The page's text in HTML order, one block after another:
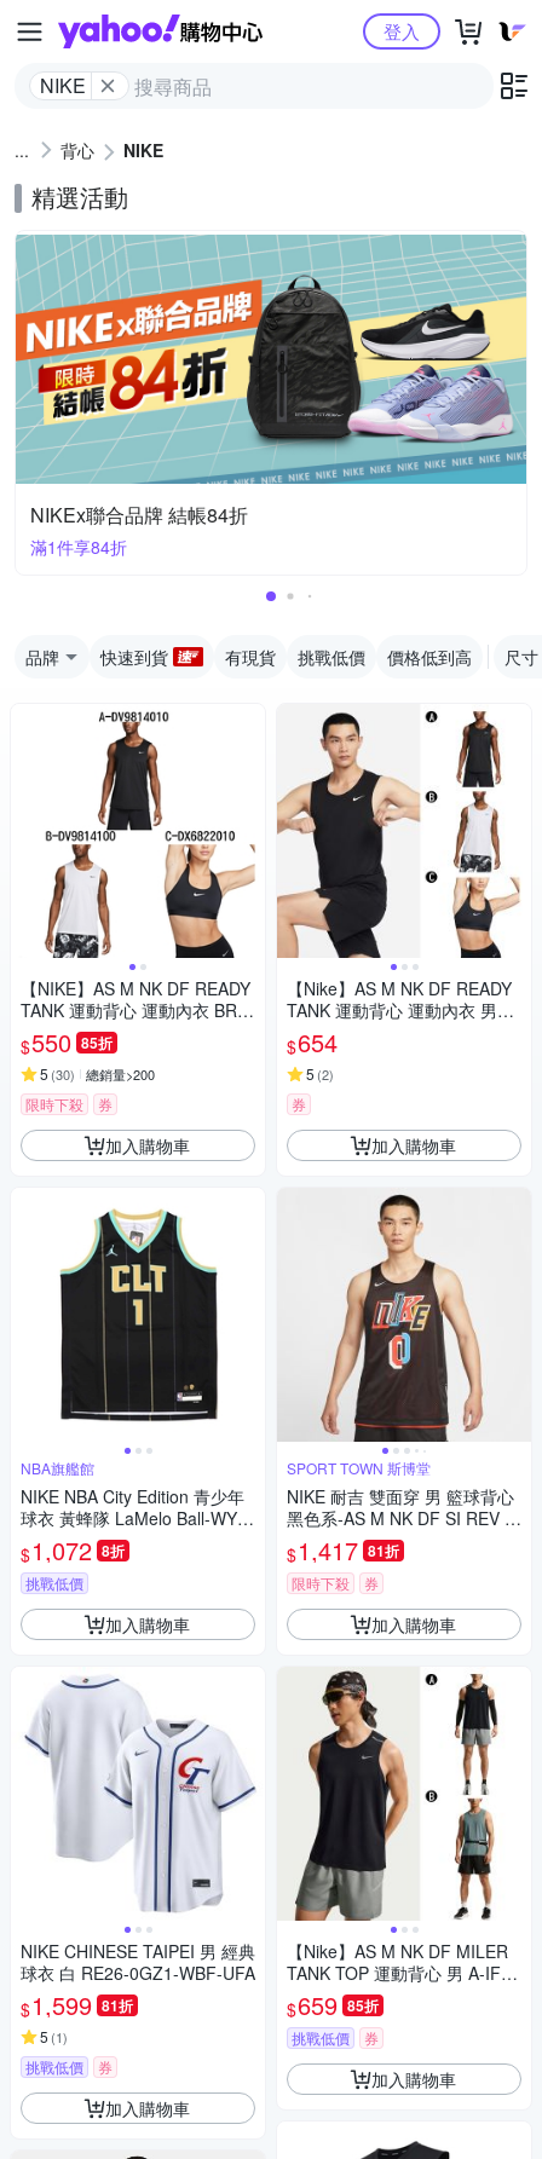
Yahoo購物中心
NIKE
登入
背心 NIKE
精選活動
NIKEx聯合品牌 結帳84折
滿1件享84折
品牌 快速到貨 有現貨 挑戰低價 價格低到高 尺寸
【NIKE】AS M NK DF READY
TANK 運動背心 運動內衣 BRA
男女 A-DV9814010 B-DV9814
100 C-DX6822010 任選
$550 85折
5 (30) 總銷量>200
限時下殺 券
加入購物車
NBA旗艦館
NIKE NBA City Edition 青少年
球衣 黃蜂隊 LaMelo Ball-WY2
B7BU8P-HOR01
$1,072 8折
挑戰低價
加入購物車
NIKE CHINESE TAIPEI 男 經典
球衣 白 RE26-0GZ1-WBF-UFA
$1,599 81折
5 (1)
挑戰低價 券
加入購物車
【Nike】AS M NK DF READY
TANK 運動背心 運動內衣 男女
A-DV9814010 B-DV9814100
精選三款
$654
5 (2)
券
加入購物車
SPORT TOWN 斯博堂
NIKE 耐吉 雙面穿 男 籃球背心
黑色系-AS M NK DF SI REV J
ERSEY GCEL-IH9272010
$1,417 81折
限時下殺 券
加入購物車
【Nike】AS M NK DF MILER
TANK TOP 運動背心 男 A-IF20
19010 B-IF2019382
$659 85折
挑戰低價 券
加入購物車